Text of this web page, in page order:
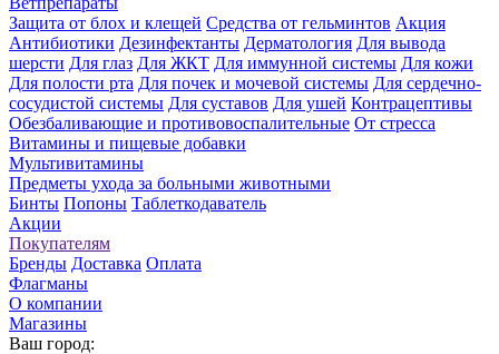
Защита от блох и клещей Средства от гельминтов Акция
Антибиотики Дезинфектанты Дерматология Для вывода
шерсти Для глаз Для ЖКТ Для иммунной системы Для кожи
Для полости рта Для почек и мочевой системы Для сердечно-
сосудистой системы Для суставов Для ушей Контрацептивы
Обезбаливающие и противовоспалительные От стресса
Витамины и пищевые добавки
Мультивитамины
Предметы ухода за больными животными
Бинты Попоны Таблеткодаватель
Акции
Покупателям
Бренды Доставка Оплата
Флагманы
О компании
Магазины
Ваш город: